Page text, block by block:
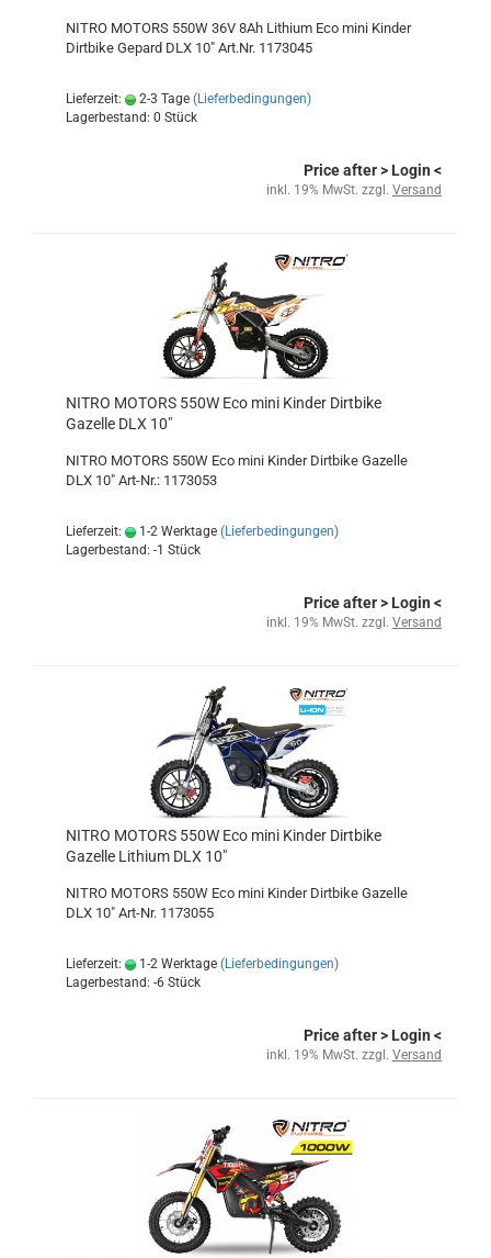
NITRO MOTORS 550W 36V 8Ah Lithium Eco mini Kinder
Dirtbike Gepard DLX 10" Art.Nr. 1173045
Lieferzeit: 2-3 Tage (Lieferbedingungen)
Lagerbestand: 0 Stück
Price after> Login <
inkl. 19% MwSt. zzgl. Versand
NITRO MOTORS 550W Eco mini Kinder Dirtbike
Gazelle DLX 10"
NITRO MOTORS 550W Eco mini Kinder Dirtbike Gazelle
DLX 10" Art-Nr.: 1173053
Lieferzeit: 1-2 Werktage (Lieferbedingungen)
Lagerbestand: -1 Stück
Price after> Login <
inkl. 19% MwSt. zzgl. Versand
NITRO MOTORS 550W Eco mini Kinder Dirtbike
Gazelle Lithium DLX 10"
NITRO MOTORS 550W Eco mini Kinder Dirtbike Gazelle
DLX 10" Art-Nr. 1173055
Lieferzeit: 1-2 Werktage (Lieferbedingungen)
Lagerbestand: -6 Stück
Price after> Login <
inkl. 19% MwSt. zzgl. Versand